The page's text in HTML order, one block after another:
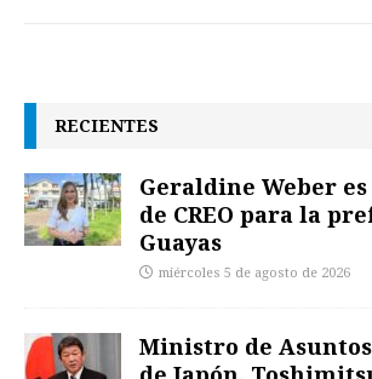
RECIENTES
Geraldine Weber
de CREO para la
Guayas
miércoles 5 de agosto de 2026
Ministro de